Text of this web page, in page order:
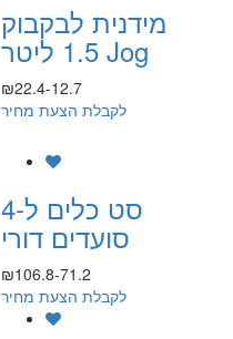
מידנית לבקבוק
1.5 ליטר Jog
₪22.4-12.7
לקבלת הצעת מחיר
סט כלים ל-4
סועדים דורי
₪106.8-71.2
לקבלת הצעת מחיר